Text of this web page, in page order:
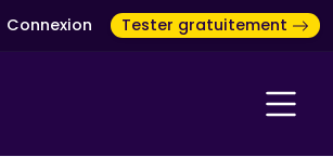
Connexion Tester gratuitement